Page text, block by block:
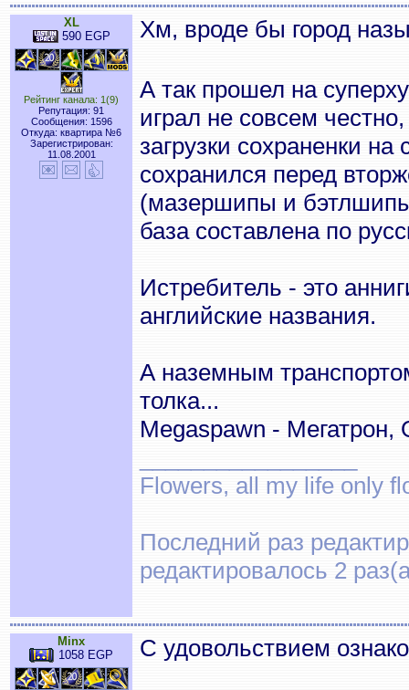
XL
590 EGP
Рейтинг канала: 1(9)
Репутация: 91
Сообщения: 1596
Откуда: квартира №6
Зарегистрирован:
11.08.2001
Хм, вроде бы город
А так прошел на
играл не совсем
загрузки сохраненки
сохранился перед
(мазершипы и
база составлена по
Истребитель - это
английские названия.
А наземным
толка...
Megaspawn -
Flowers, all my life only
Последний раз
редактировалось 2
Minx
1058 EGP
С удовольствием